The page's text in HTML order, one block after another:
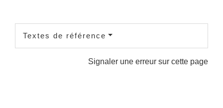
Textes de référence
Signaler une erreur sur cette page